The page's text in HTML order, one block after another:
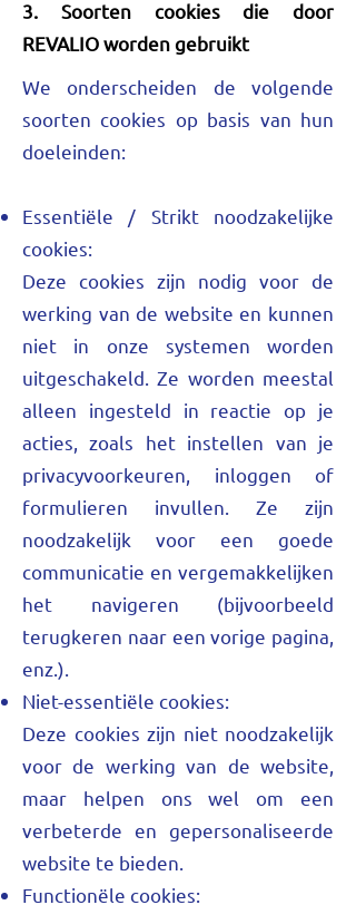
3. Soorten cookies die door
REVALIO worden gebruikt
We onderscheiden de volgende
soorten cookies op basis van hun
doeleinden:
Essentiële / Strikt noodzakelijke
cookies:
Deze cookies zijn nodig voor de
werking van de website en kunnen
niet in onze systemen worden
uitgeschakeld. Ze worden meestal
alleen ingesteld in reactie op je
acties, zoals het instellen van je
privacyvoorkeuren, inloggen of
formulieren invullen. Ze zijn
noodzakelijk voor een goede
communicatie en vergemakkelijken
het navigeren (bijvoorbeeld
terugkeren naar een vorige pagina,
enz.).
Niet-essentiële cookies:
Deze cookies zijn niet noodzakelijk
voor de werking van de website,
maar helpen ons wel om een
verbeterde en gepersonaliseerde
website te bieden.
Functionële cookies: